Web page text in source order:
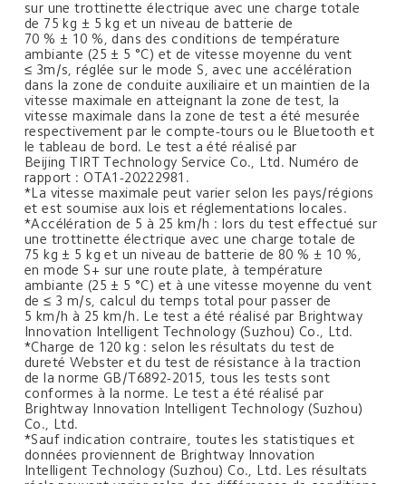
sur une trottinette électrique avec une charge totale
de 75 kg ± 5 kg et un niveau de batterie de
70 % ± 10 %, dans des conditions de température
ambiante (25 ± 5 °C) et de vitesse moyenne du vent
≤ 3m/s, réglée sur le mode S, avec une accélération
dans la zone de conduite auxiliaire et un maintien de la
vitesse maximale en atteignant la zone de test, la
vitesse maximale dans la zone de test a été mesurée
respectivement par le compte-tours ou le Bluetooth et
le tableau de bord. Le test a été réalisé par
Beijing TIRT Technology Service Co., Ltd. Numéro de
rapport : OTA1-20222981.
*La vitesse maximale peut varier selon les pays/régions
et est soumise aux lois et réglementations locales.
*Accélération de 5 à 25 km/h : lors du test effectué sur
une trottinette électrique avec une charge totale de
75 kg ± 5 kg et un niveau de batterie de 80 % ± 10 %,
en mode S+ sur une route plate, à température
ambiante (25 ± 5 °C) et à une vitesse moyenne du vent
de ≤ 3 m/s, calcul du temps total pour passer de
5 km/h à 25 km/h. Le test a été réalisé par Brightway
Innovation Intelligent Technology (Suzhou) Co., Ltd.
*Charge de 120 kg : selon les résultats du test de
dureté Webster et du test de résistance à la traction
de la norme GB/T6892-2015, tous les tests sont
conformes à la norme. Le test a été réalisé par
Brightway Innovation Intelligent Technology (Suzhou)
Co., Ltd.
*Sauf indication contraire, toutes les statistiques et
données proviennent de Brightway Innovation
Intelligent Technology (Suzhou) Co., Ltd. Les résultats